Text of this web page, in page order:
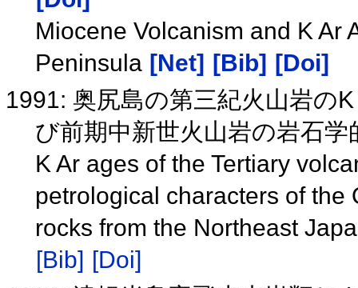
Miocene Volcanism and K Ar
Peninsula [Net] [Bib] [Doi]
1991: 奥尻島の第三紀火山岩の
び前期中新世火山岩の岩石
K Ar ages of the Tertiary
petrological characters of
rocks from the Northeast
[Bib] [Doi]